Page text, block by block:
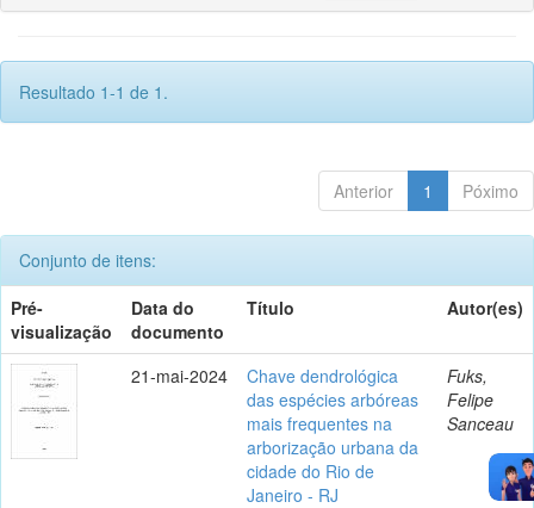
Resultado 1-1 de 1.
Anterior 1 Póximo
Conjunto de itens:
Pré-
visualização
Data do
documento
Título Autor(es)
21-mai-2024
Chave dendrológica
das espécies arbóreas
mais frequentes na
arborização urbana da
cidade do Rio de
Janeiro - RJ
Fuks,
Felipe
Sanceau